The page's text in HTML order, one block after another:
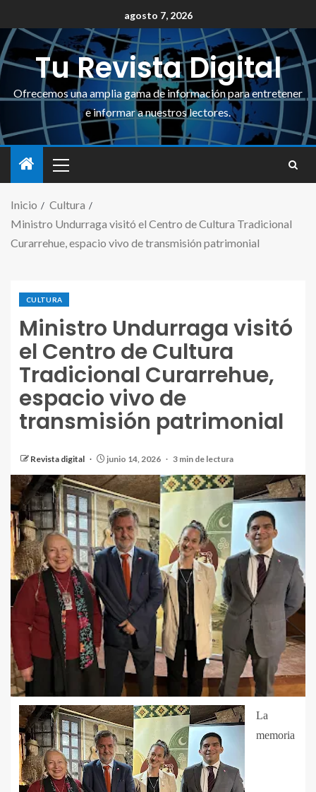
agosto 7, 2026
Tu Revista Digital
Ofrecemos una amplia gama de información para entretener
e informar a nuestros lectores.
Inicio
Cultura
Ministro Undurraga visitó el Centro de Cultura Tradicional
Curarrehue, espacio vivo de transmisión patrimonial
CULTURA
Ministro Undurraga visitó
el Centro de Cultura
Tradicional Curarrehue,
espacio vivo de
transmisión patrimonial
Revista digital junio 14, 2026 3 min de lectura
La
memoria